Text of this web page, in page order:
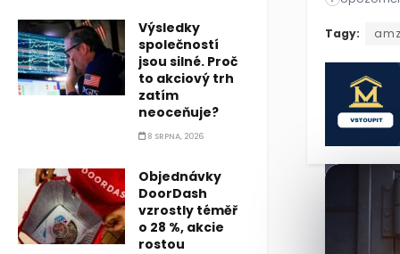
Společnost
Tagy:
Výsledky
společností
jsou silné. Proč
to akciový trh
zatím
neoceňuje?
8 SRPNA, 2026
Objednávky
DoorDash
vzrostly téměř
o 28 %, akcie
rostou